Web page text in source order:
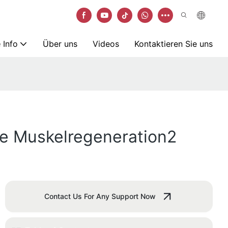
Info Über uns Videos Kontaktieren Sie uns
Muskelregeneration2
Contact Us For Any Support Now